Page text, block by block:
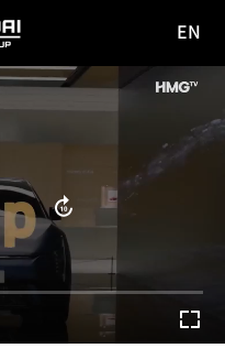
사이
EN